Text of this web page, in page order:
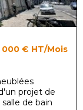
000 € HT/Mois
projet de
de bain